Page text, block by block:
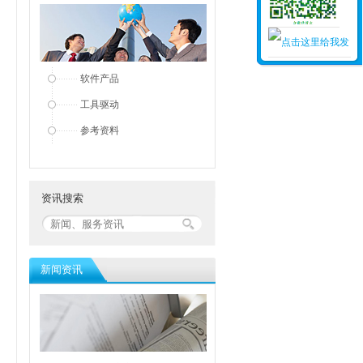
软件产品
工具驱动
参考资料
资讯搜索
新闻资讯